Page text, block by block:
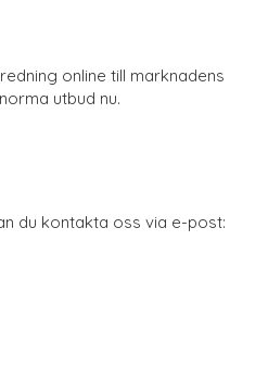
online till marknadens
utbud nu.
du kontakta oss via e-post: